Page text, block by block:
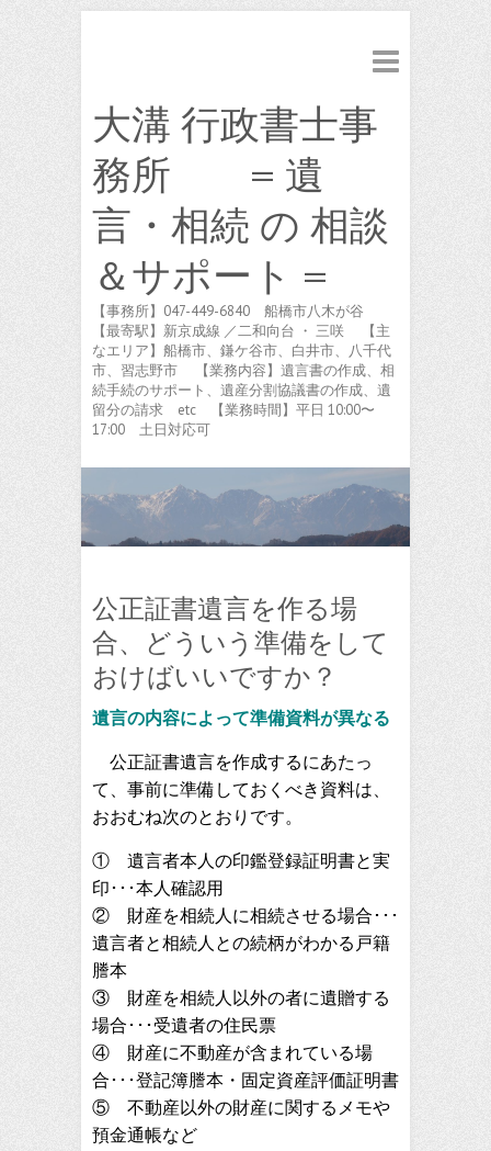
大溝 行政書士事
務所 = 遺
言・相続 の 相談
＆サポート =
【事務所】047-449-6840 船橋市八木が谷
【最寄駅】新京成線 ／二和向台 ・ 三咲 【主
なエリア】船橋市、鎌ケ谷市、白井市、八千代
市、習志野市 【業務内容】遺言書の作成、相
続手続のサポート、遺産分割協議書の作成、遺
留分の請求 etc 【業務時間】平日 10:00〜
17:00 土日対応可
公正証書遺言を作る場
合、どういう準備をして
おけばいいですか？
遺言の内容によって準備資料が異なる
公正証書遺言を作成するにあたっ
て、事前に準備しておくべき資料は、
おおむね次のとおりです。
① 遺言者本人の印鑑登録証明書と実
印･･･本人確認用
② 財産を相続人に相続させる場合･･･
遺言者と相続人との続柄がわかる戸籍
謄本
③ 財産を相続人以外の者に遺贈する
場合･･･受遺者の住民票
④ 財産に不動産が含まれている場
合･･･登記簿謄本・固定資産評価証明書
⑤ 不動産以外の財産に関するメモや
預金通帳など